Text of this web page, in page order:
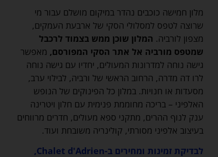
מלון חמישה כוכבים נהדר במיקום מושלם עבור מי
שרוצה לטפס למסלולי הסקי של ארבעת העמקים,
מצפון לורביה.המלון שוכן ממש בצמוד לרכבל
שמטפס מורביה אל אתר הסקי המפורסם,מאפשר
גישה נוחה למדרונות המעולים, יחדיו עם גישה נוחה
לרו דה מדרה, הרחוב הראשי של ורביה, לבילוי ערב,
מסעדות או חנויות. במלון כל הפינוקים של הנופש
האלפיני – בריכה מחוממת פנימית עם חלון ויטרינה
ענק לנוף ההרים, מתקני ספא מעולים, חדרים מרווחים
בעיצוב אלפיני מסורתי, קולינריה משובחת ועוד.
לבדיקת זמינות ומחירים ב-Chalet d'Adrien,